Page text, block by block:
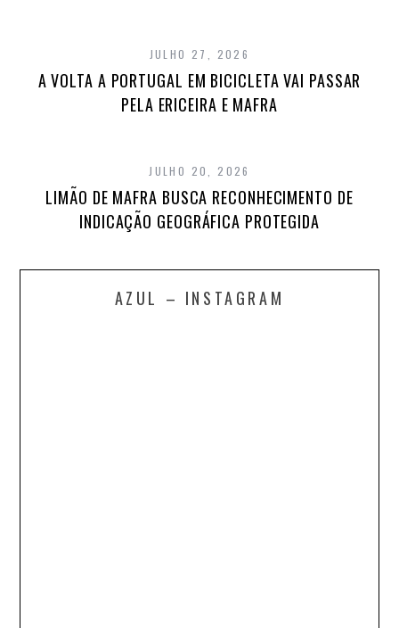
JULHO 27, 2026
A VOLTA A PORTUGAL EM BICICLETA VAI PASSAR
PELA ERICEIRA E MAFRA
JULHO 20, 2026
LIMÃO DE MAFRA BUSCA RECONHECIMENTO DE
INDICAÇÃO GEOGRÁFICA PROTEGIDA
AZUL – INSTAGRAM